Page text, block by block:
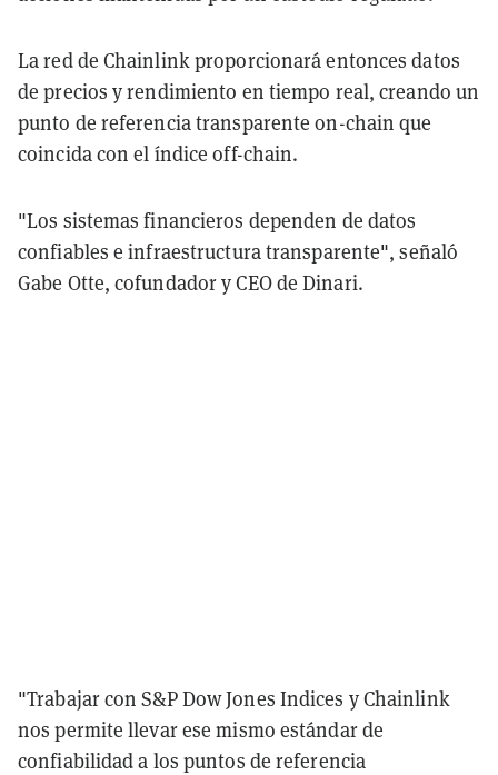
La red de Chainlink proporcionará entonces datos
de precios y rendimiento en tiempo real, creando un
punto de referencia transparente on-chain que
coincida con el índice off-chain.
"Los sistemas financieros dependen de datos
confiables e infraestructura transparente", señaló
Gabe Otte, cofundador y CEO de Dinari.
"Trabajar con S&P Dow Jones Indices y Chainlink
nos permite llevar ese mismo estándar de
confiabilidad a los puntos de referencia